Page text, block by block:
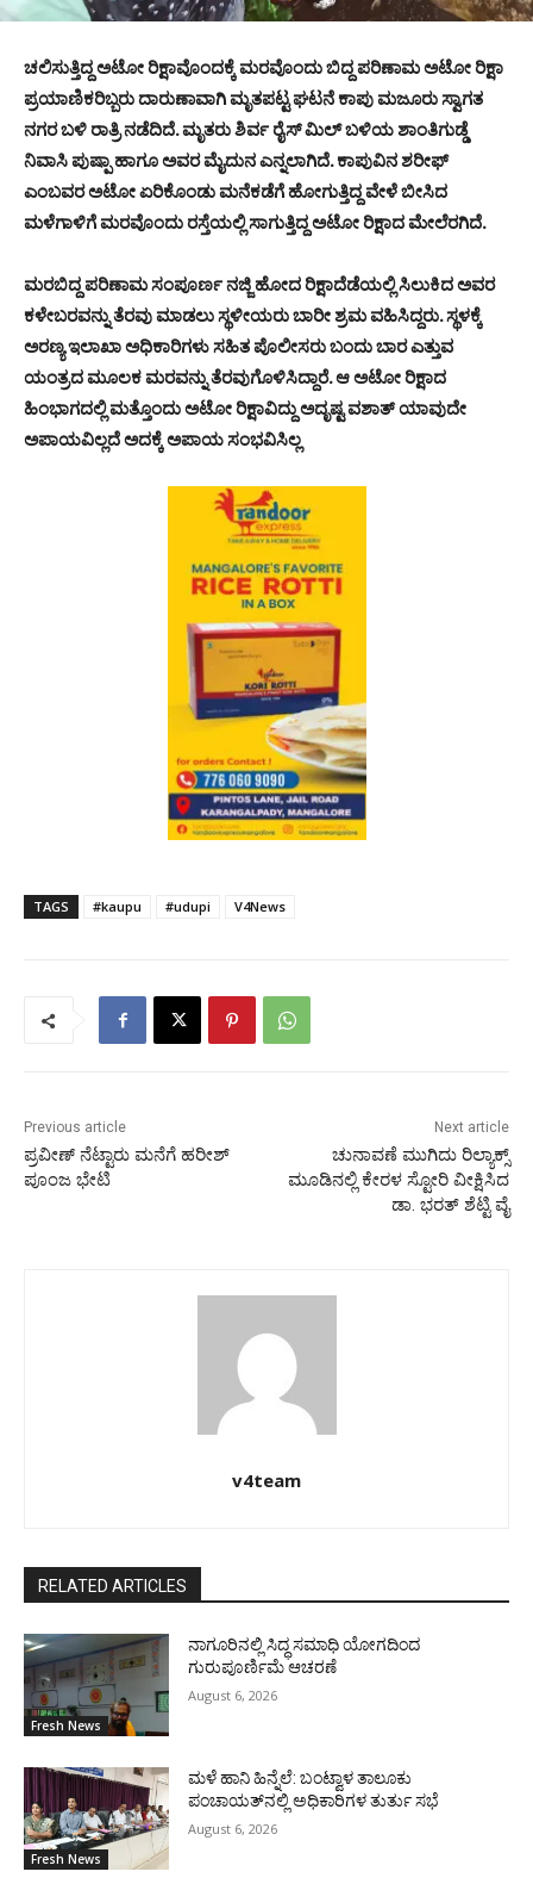
ಚಲಿಸುತ್ತಿದ್ದ ಅಟೋ ರಿಕ್ಷಾವೊಂದಕ್ಕೆ ಮರವೊಂದು ಬಿದ್ದ ಪರಿಣಾಮ ಅಟೋ ರಿಕ್ಷಾ
ಪ್ರಯಾಣಿಕರಿಬ್ಬರು ದಾರುಣಾವಾಗಿ ಮೃತಪಟ್ಟ ಘಟನೆ ಕಾಪು ಮಜೂರು ಸ್ವಾಗತ
ನಗರ ಬಳಿ ರಾತ್ರಿ ನಡೆದಿದೆ. ಮೃತರು ಶಿರ್ವ ರೈಸ್ ಮಿಲ್ ಬಳಿಯ ಶಾಂತಿಗುಡ್ಡೆ
ನಿವಾಸಿ ಪುಷ್ಪಾ ಹಾಗೂ ಅವರ ಮೈದುನ ಎನ್ನಲಾಗಿದೆ. ಕಾಪುವಿನ ಶರೀಫ್
ಎಂಬವರ ಅಟೋ ಏರಿಕೊಂಡು ಮನೆಕಡೆಗೆ ಹೋಗುತ್ತಿದ್ದ ವೇಳೆ ಬೀಸಿದ
ಮಳೆಗಾಳಿಗೆ ಮರವೊಂದು ರಸ್ತೆಯಲ್ಲಿ ಸಾಗುತ್ತಿದ್ದ ಅಟೋ ರಿಕ್ಷಾದ ಮೇಲೆರಗಿದೆ.
ಮರಬಿದ್ದ ಪರಿಣಾಮ ಸಂಪೂರ್ಣ ನಜ್ಜಿ ಹೋದ ರಿಕ್ಷಾದೆಡೆಯಲ್ಲಿ ಸಿಲುಕಿದ ಅವರ
ಕಳೇಬರವನ್ನು ತೆರವು ಮಾಡಲು ಸ್ಥಳೀಯರು ಬಾರೀ ಶ್ರಮ ವಹಿಸಿದ್ದರು. ಸ್ಥಳಕ್ಕೆ
ಅರಣ್ಯ ಇಲಾಖಾ ಅಧಿಕಾರಿಗಳು ಸಹಿತ ಪೊಲೀಸರು ಬಂದು ಬಾರ ಎತ್ತುವ
ಯಂತ್ರದ ಮೂಲಕ ಮರವನ್ನು ತೆರವುಗೊಳಿಸಿದ್ದಾರೆ. ಆ ಅಟೋ ರಿಕ್ಷಾದ
ಹಿಂಭಾಗದಲ್ಲಿ ಮತ್ತೊಂದು ಅಟೋ ರಿಕ್ಷಾವಿದ್ದು ಅದೃಷ್ಟ ವಶಾತ್ ಯಾವುದೇ
ಅಪಾಯವಿಲ್ಲದೆ ಅದಕ್ಕೆ ಅಪಾಯ ಸಂಭವಿಸಿಲ್ಲ
TAGS #kaupu #udupi V4News
Previous article
ಪ್ರವೀಣ್ ನೆಟ್ಟಾರು ಮನೆಗೆ ಹರೀಶ್
ಪೂಂಜ ಭೇಟಿ
Next article
ಚುನಾವಣೆ ಮುಗಿದು ರಿಲ್ಯಾಕ್ಸ್
ಮೂಡಿನಲ್ಲಿ ಕೇರಳ ಸ್ಟೋರಿ ವೀಕ್ಷಿಸಿದ
ಡಾ. ಭರತ್ ಶೆಟ್ಟಿ ವೈ
v4team
RELATED ARTICLES
Fresh News
ನಾಗೂರಿನಲ್ಲಿ ಸಿದ್ಧ ಸಮಾಧಿ ಯೋಗದಿಂದ
ಗುರುಪೂರ್ಣಿಮೆ ಆಚರಣೆ
August 6, 2026
Fresh News
ಮಳೆ ಹಾನಿ ಹಿನ್ನೆಲೆ: ಬಂಟ್ವಾಳ ತಾಲೂಕು
ಪಂಚಾಯತ್‌ನಲ್ಲಿ ಅಧಿಕಾರಿಗಳ ತುರ್ತು ಸಭೆ
August 6, 2026